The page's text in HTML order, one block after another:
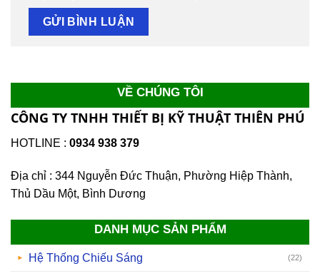
VỀ CHÚNG TÔI
CÔNG TY TNHH THIẾT BỊ KỸ THUẬT THIÊN PHÚ
HOTLINE : 0934 938 379
Địa chỉ : 344 Nguyễn Đức Thuận, Phường Hiệp Thành,
Thủ Dầu Một, Bình Dương
DANH MỤC SẢN PHẨM
Hệ Thống Chiếu Sáng (22)